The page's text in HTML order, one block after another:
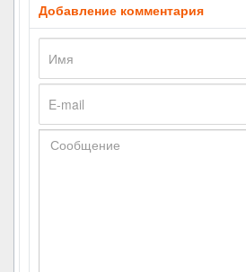
Добавление комментария